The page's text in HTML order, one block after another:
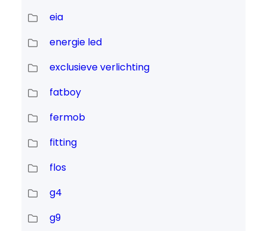
eia
energie led
exclusieve verlichting
fatboy
fermob
fitting
flos
g4
g9